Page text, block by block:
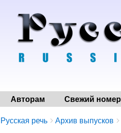
Авторам Свежий номер
Breadcrumbs
You
Русская речь Архив выпусков